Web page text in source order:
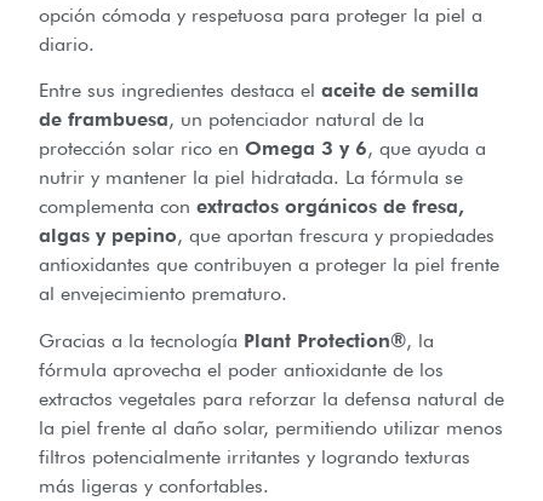
opción cómoda y respetuosa para proteger la piel a
diario.
Entre sus ingredientes destaca el aceite de semilla
de frambuesa, un potenciador natural de la
protección solar rico en Omega 3 y 6, que ayuda a
nutrir y mantener la piel hidratada. La fórmula se
complementa con extractos orgánicos de fresa,
algas y pepino, que aportan frescura y propiedades
antioxidantes que contribuyen a proteger la piel frente
al envejecimiento prematuro.
Gracias a la tecnología Plant Protection®, la
fórmula aprovecha el poder antioxidante de los
extractos vegetales para reforzar la defensa natural de
la piel frente al daño solar, permitiendo utilizar menos
filtros potencialmente irritantes y logrando texturas
más ligeras y confortables.